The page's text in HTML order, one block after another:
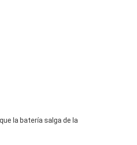
la batería salga de la